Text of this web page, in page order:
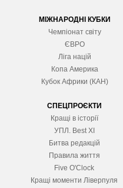
МІЖНАРОДНІ КУБКИ
Чемпіонат світу
ЄВРО
Ліга націй
Копа Америка
Кубок Африки (КАН)
СПЕЦПРОЄКТИ
Кращі в історії
УПЛ. Best XІ
Битва редакцій
Правила життя
Five O'Clock
Кращі моменти Ліверпуля